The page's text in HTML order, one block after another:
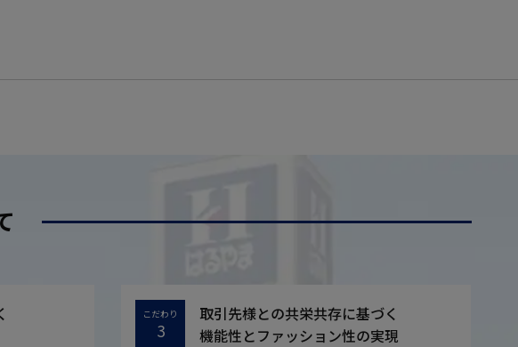
こだわり
3
取引先様との共栄共存に基づく
機能性とファッション性の実現